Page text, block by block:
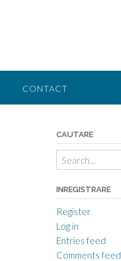
CONTACT
CAUTARE
INREGISTRARE
Register
Log in
Entries feed
Comments feed